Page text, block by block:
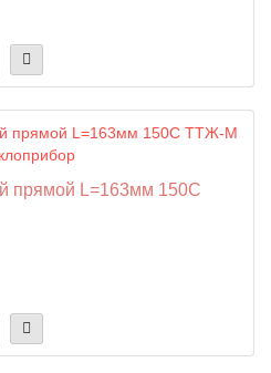
прямой L=163мм 150C